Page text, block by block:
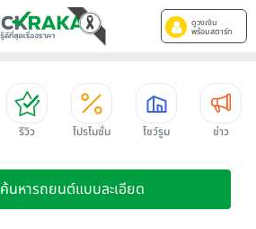
ดูวงเงิน
พร้อมสตาร์ท
รีวิว โปรโมชั่น โชว์รูม ข่าว
ค้นหารถยนต์แบบละเอียด